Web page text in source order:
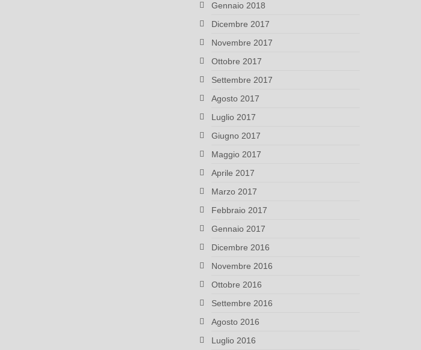
Gennaio 2018
Dicembre 2017
Novembre 2017
Ottobre 2017
Settembre 2017
Agosto 2017
Luglio 2017
Giugno 2017
Maggio 2017
Aprile 2017
Marzo 2017
Febbraio 2017
Gennaio 2017
Dicembre 2016
Novembre 2016
Ottobre 2016
Settembre 2016
Agosto 2016
Luglio 2016